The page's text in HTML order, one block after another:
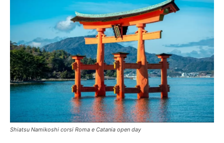
Shiatsu Namikoshi corsi Roma e Catania open day